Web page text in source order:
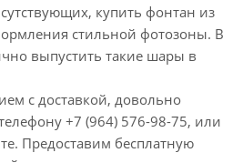
купить фонтан из
стильной фотозоны. В
выпустить такие шары в
с доставкой, довольно
+7 (964) 576-98-75, или
Предоставим бесплатную